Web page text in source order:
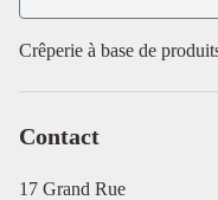
Crêperie à base de
Contact
17 Grand Rue